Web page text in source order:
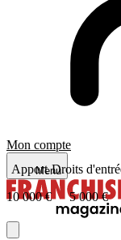
Mon compte
Menu
Apport
10 000 €
Droits
5 000 €